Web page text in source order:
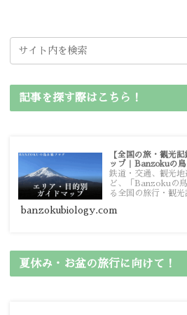
記事を探す際はこちら！
【全国の旅・観光
ップ｜Banzokuの
鉄道・交通、観光
ど、「Banzokuの
る全国の旅行・観
ガイドマップから
banzokubiology.com
夏休み・お盆の旅行に向けて！